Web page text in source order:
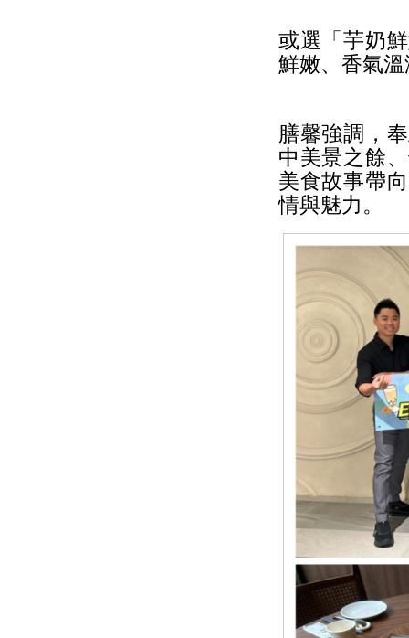
或選「芋奶
鮮嫩、香氣
膳馨強調，
中美景之餘
美食故事帶
情與魅力。